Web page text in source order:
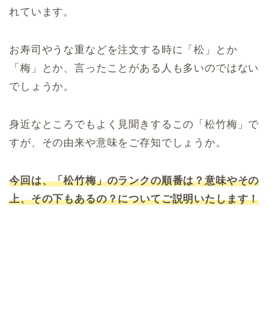
れています。
お寿司やうな重などを注文する時に「松」とか
「梅」とか、言ったことがある人も多いのではない
でしょうか。
身近なところでもよく見聞きするこの「松竹梅」で
すが、その由来や意味をご存知でしょうか。
今回は、「松竹梅」のランクの順番は？意味やその
上、その下もあるの？についてご説明いたします！